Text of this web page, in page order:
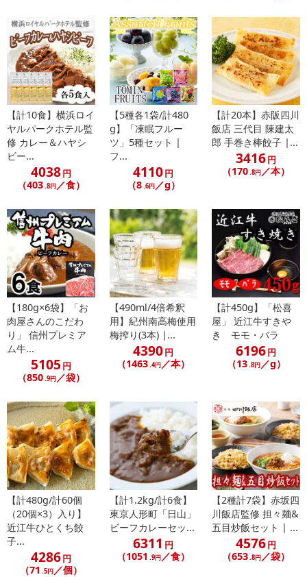
金はいたしかねます。
また、お届け日時のご指定は、お受けできません。宅配業者からの
不在票にてご対応ください。
※発送予定日は前後する場合がございます。また商品によって発送
日が異なります。
※dショッピングサンプル百貨店よりお届けする商品は、ご利用いた
だいた後のご感想をいただくことを目的としており、転売等は固く
禁じます。
転売等、目的以外での利用が確認された場合は、サービス利用を停
止させていただきます。
※こちらの商品については商品の発送完了後、
配送伝票番号がマイページに表示されない場合もございます。予
めご了承ください。
発送日カレンダー
休業日
■その他共通および商品カテゴリー別注意事項（※必ずご確認くだ
さい）
こちらの情報は2026-07-09 14:02:14.0での情報となります。
【計10食】横浜ロイ
ヤルパークホテル監
修 カレー＆ハヤシ
ビー...
4038円
（403.8円／食）
【5種各1袋/計480
g】「凍眠フルー
ツ」5種セット |
フ...
4110円
（8.6円／g）
【計20本】赤阪四川
飯店 三代目 陳建太
郎 手巻き棒餃子 |...
3416円
（170.8円／本）
【180g×6袋】「お
肉屋さんのこだわ
り」 信州プレミア
ム牛...
5105 円
（850.9円／袋）
【490ml/4倍希釈
用】紀州南高梅使用
梅搾り(3本) |...
4390円
（1463.4円／本）
【計450g】「松喜
屋」 近江牛すきや
き モモ・バラ
6196円
（13.8円／g）
【計480g/計60個
（20個×3）入り】
近江牛ひとくち餃
子...
4286円
（71 .5円／個）
【計1.2kg/計6食】
東京人形町「日山」
ビーフカレーセッ...
6311 円
（1051 .9円 ／食）
【2種計7袋】赤坂四
川飯店監修 担々麺&
五目炒飯セット | ...
4576円
（653 .8円 ／袋）